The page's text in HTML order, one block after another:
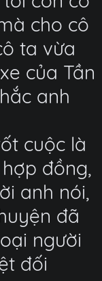
cho cô
ta vừa
của Tần
anh
cuộc là
đồng,
anh nói,
đã
người
đối